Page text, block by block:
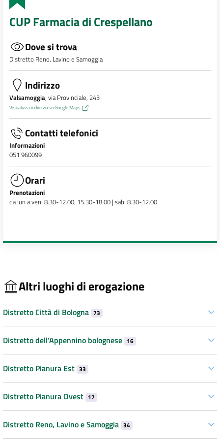
CUP Farmacia di Crespellano
Dove si trova
Distretto Reno, Lavino e Samoggia
Indirizzo
Valsamoggia, via Provinciale, 243
Visualizza indirizzo su Google Maps
Contatti telefonici
Informazioni
051 960099
Orari
Prenotazioni
da lun a ven: 8.30-12.00; 15.30-18.00 | sab: 8.30-12.00
Altri luoghi di erogazione
Distretto Città di Bologna 73
Distretto dell’Appennino bolognese 16
Distretto Pianura Est 33
Distretto Pianura Ovest 17
Distretto Reno, Lavino e Samoggia 34